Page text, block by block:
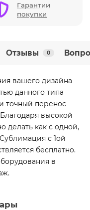
Гарантии
покупки
Отзывы 0
вашего дизайна
данного типа
точный перенос
высокой
делать как с одной,
с 1ой
бесплатно.
в